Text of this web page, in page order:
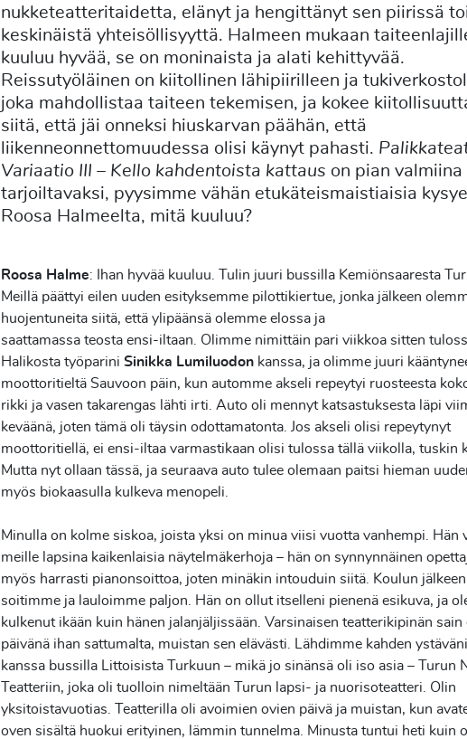
nukketeatteritaidetta, elänyt ja hengittänyt sen piirissä
keskinäistä yhteisöllisyyttä. Halmeen mukaan
kuuluu hyvää, se on moninaista ja alati kehittyvää.
Reissutyöläinen on kiitollinen lähipiirilleen ja
joka mahdollistaa taiteen tekemisen, ja kokee
siitä, että jäi onneksi hiuskarvan päähän, että
liikenneonnettomuudessa olisi käynyt pahasti.
Variaatio III – Kello kahdentoista kattaus on pian valmiina
tarjoiltavaksi, pyysimme vähän etukäteismaistiaisia
Roosa Halmeelta, mitä kuuluu?
Roosa Halme: Ihan hyvää kuuluu. Tulin juuri bussilla Kemiönsaaresta
Meillä päättyi eilen uuden esityksemme pilottikiertue, jonka jälkeen
huojentuneita siitä, että ylipäänsä olemme elossa ja
saattamassa teosta ensi-iltaan. Olimme nimittäin pari viikkoa sitten
Halikosta työparini Sinikka Lumiluodon kanssa, ja olimme juuri
moottoritieltä Sauvoon päin, kun automme akseli repeytyi ruosteesta
rikki ja vasen takarengas lähti irti. Auto oli mennyt katsastuksesta läpi
keväänä, joten tämä oli täysin odottamatonta. Jos akseli olisi repeytynyt
moottoritiellä, ei ensi-iltaa varmastikaan olisi tulossa tällä viikolla, tuskin
Mutta nytollaan tässä, ja seuraava auto tulee olemaan paitsi hieman
myös biokaasulla kulkeva menopeli.
Minulla on kolme siskoa, joista yksi on minua viisi vuotta vanhempi. Hän
meille lapsina kaikenlaisia näytelmäkerhoja – hän on synnynnäinen
myös harrasti pianonsoittoa, joten minäkin intouduin siitä. Koulun jälkeen
soitimme ja lauloimme paljon. Hän on ollut itselleni pienenä esikuva, ja
kulkenut ikään kuin hänen jalanjäljissään. Varsinaisen teatterikipinän sain
päivänä ihan sattumalta, muistan sen elävästi. Lähdimme kahden ystäväni
kanssa bussilla Littoisista Turkuun – mikä jo sinänsä oli iso asia – Turun
Teatteriin, joka oli tuolloin nimeltään Turun lapsi- ja nuorisoteatteri. Olin
yksitoistavuotias. Teatterilla oli avoimien ovien päivä ja muistan, kun
oven sisältä huokui erityinen, lämmin tunnelma. Minusta tuntui heti kuin